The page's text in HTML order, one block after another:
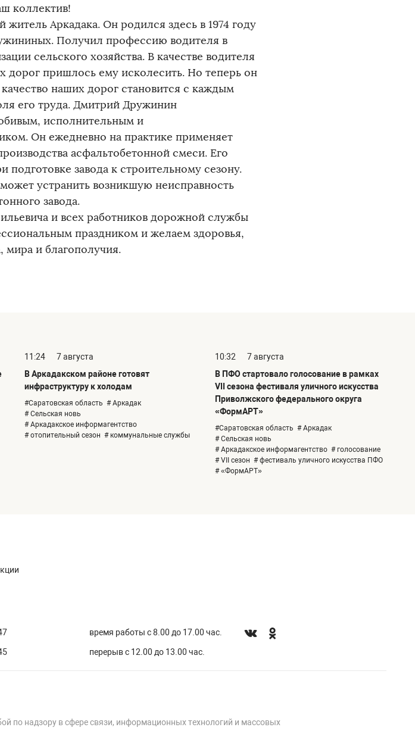
коллектив!
Аркадака. Он родился здесь в 1974 году
Получил профессию водителя в
сельского хозяйства. В качестве водителя
дорог пришлось ему исколесить. Но теперь он
наших дорог становится с каждым
его труда. Дмитрий Дружинин
исполнительным и
Он ежедневно на практике применяет
асфальтобетонной смеси. Его
подготовке завода к строительному сезону.
устранить возникшую неисправность
завода.
и всех работников дорожной службы
праздником и желаем здоровья,
мира и благополучия.
11:24
7 августа
В Аркадакском районе готовят
инфраструктуру к холодам
#Саратовская область # Аркадак
# Сельская новь
# Аркадакское информагентство
# отопительный сезон # коммунальные службы
10:32
7 августа
В ПФО стартовало голосование в рамках
VII сезона фестиваля уличного искусства
Приволжского федерального округа
«ФормАРТ»
#Саратовская область # Аркадак
# Сельская новь
# Аркадакское информагентство # голосование
# VII сезон # фестиваль уличного искусства ПФО
# «ФормАРТ»
время работы с 8.00 до 17.00 час.
перерыв с 12.00 до 13.00 час.
по надзору в сфере связи, информационных технологий и массовых